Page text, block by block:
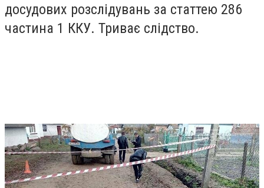
досудових розслідувань за статтею 286
частина 1 ККУ. Триває слідство.